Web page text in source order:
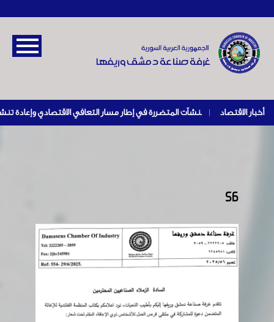
أخبار الاقتصاد |
56